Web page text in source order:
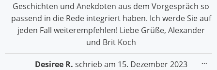
Geschichten und Anekdoten aus dem Vorgespräch so
passend in die Rede integriert haben. Ich werde Sie auf
jeden Fall weiterempfehlen! Liebe Grüße, Alexander
und Brit Koch
Desiree R. schrieb am 15. Dezember 2023
...